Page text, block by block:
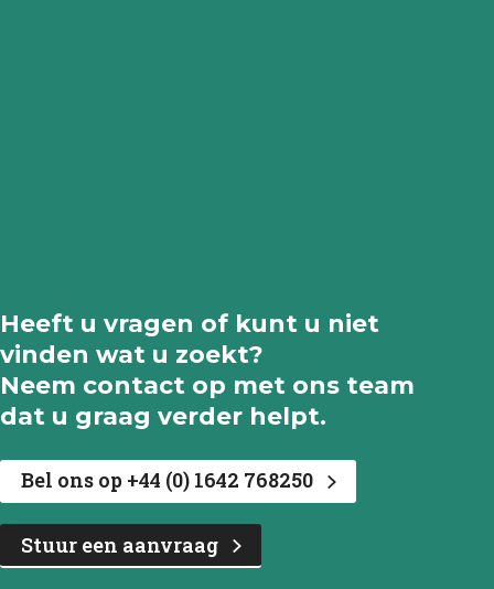
Heeft u vragen of kunt u niet
vinden wat u zoekt?
Neem contact op met ons team
dat u graag verder helpt.
Bel ons op +44 (0) 1642 768250
Stuur een aanvraag